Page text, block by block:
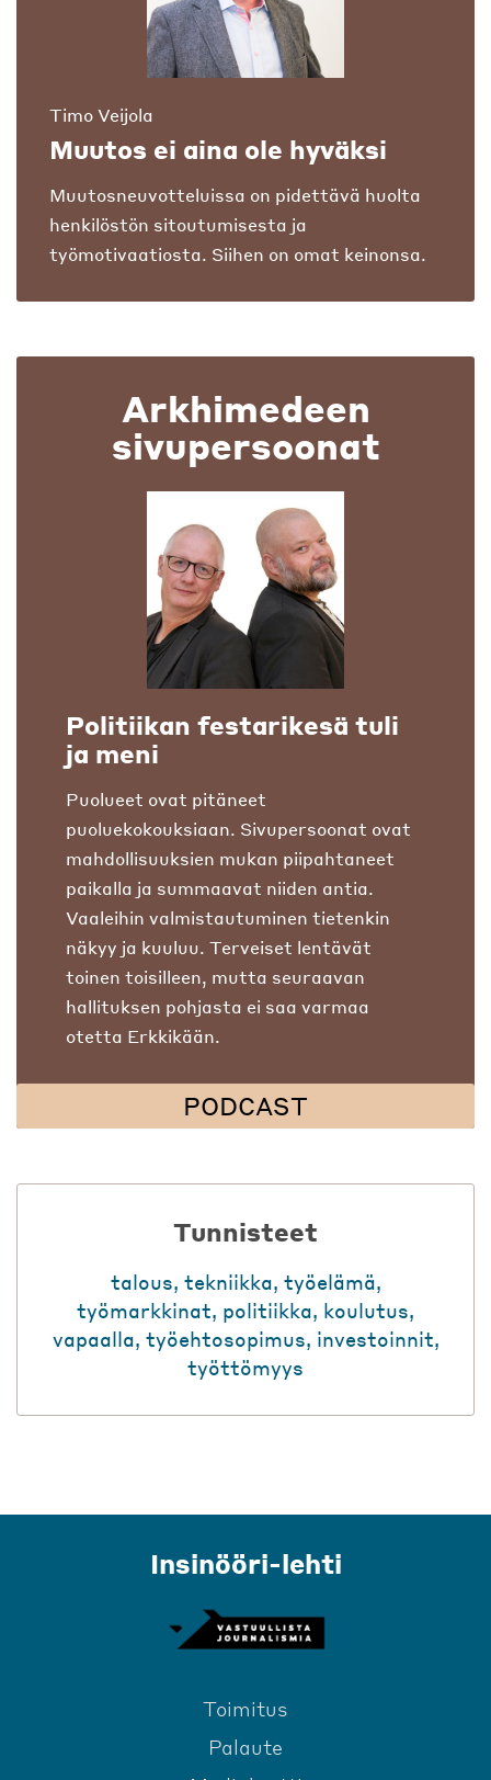
Timo Veijola
Muutos ei aina ole hyväksi
Muutosneuvotteluissa on pidettävä huolta
henkilöstön sitoutumisesta ja
työmotivaatiosta. Siihen on omat keinonsa.
Arkhimedeen
sivupersoonat
Politiikan festarikesä tuli
ja meni
Puolueet ovat pitäneet
puoluekokouksiaan. Sivupersoonat ovat
mahdollisuuksien mukan piipahtaneet
paikalla ja summaavat niiden antia.
Vaaleihin valmistautuminen tietenkin
näkyy ja kuuluu. Terveiset lentävät
toinen toisilleen, mutta seuraavan
hallituksen pohjasta ei saa varmaa
otetta Erkkikään.
PODCAST
Tunnisteet
talous, tekniikka, työelämä,
työmarkkinat, politiikka, koulutus,
vapaalla, työehtosopimus, investoinnit,
työttömyys
Insinööri-lehti
Toimitus
Palaute